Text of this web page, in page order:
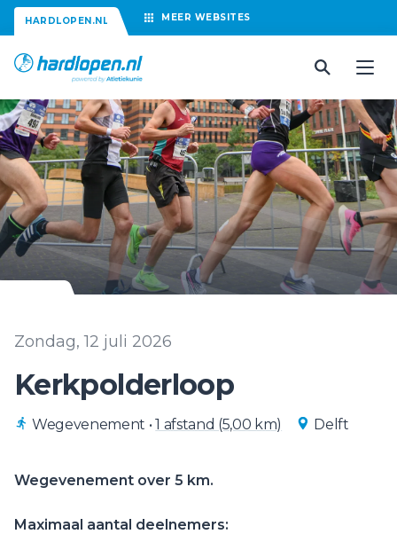
HARDLOPEN.NL MEER WEBSITES
Zondag, 12 juli 2026
Kerkpolderloop
Wegevenement •1 afstand (5,00 km) Delft
Wegevenement over 5 km.
Maximaal aantal deelnemers: